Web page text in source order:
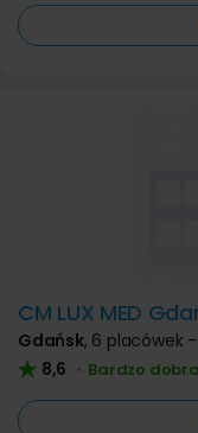
CM LUX MED
Gdańsk, 6 placówek -
8,6 • Bardzo dobra